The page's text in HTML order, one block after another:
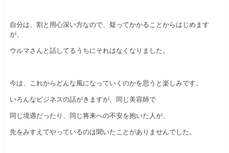
自分は、割と用心深い方なので、疑ってかかることからはじめます
が、
ウルマさんと話してるうちにそれはなくなりました。
今は、これからどんな風になっていくのかを思うと楽しみです。
いろんなビジネスの話がきますが、同じ美容師で
同じ境遇だったり、同じ将来への不安を抱いた人が、
先をみすえてやっているのは聞いたことがありませんでした。